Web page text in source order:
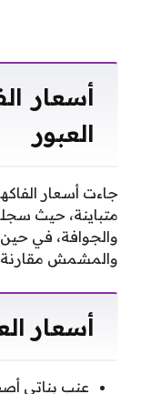
أسعار
العبور
جاءت أسعار
متباينة، حيث
والجوافة، في
والمشمش مقارنة
أسعار
عنب بناتي أصفر: من 25